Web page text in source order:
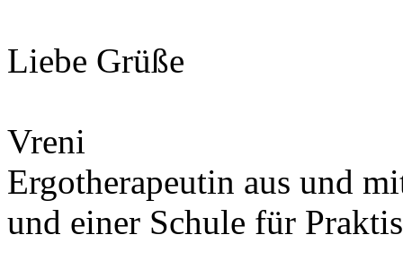
Liebe Grüße
Vreni
Ergotherapeutin aus und
und einer Schule für